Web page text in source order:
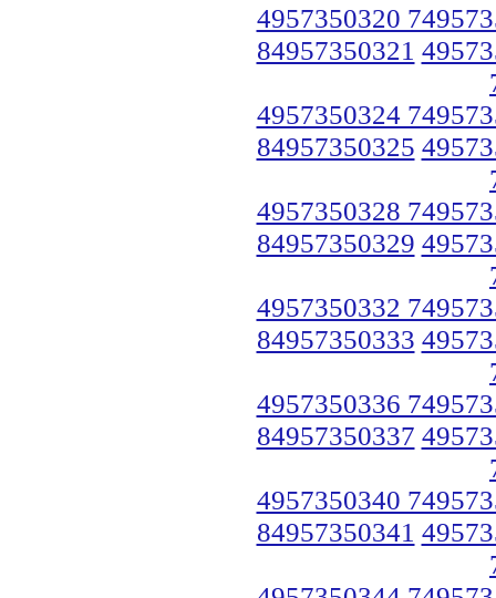
4957350320
84957350321
4957350324
84957350325
4957350328
84957350329
4957350332
84957350333
4957350336
84957350337
4957350340
84957350341